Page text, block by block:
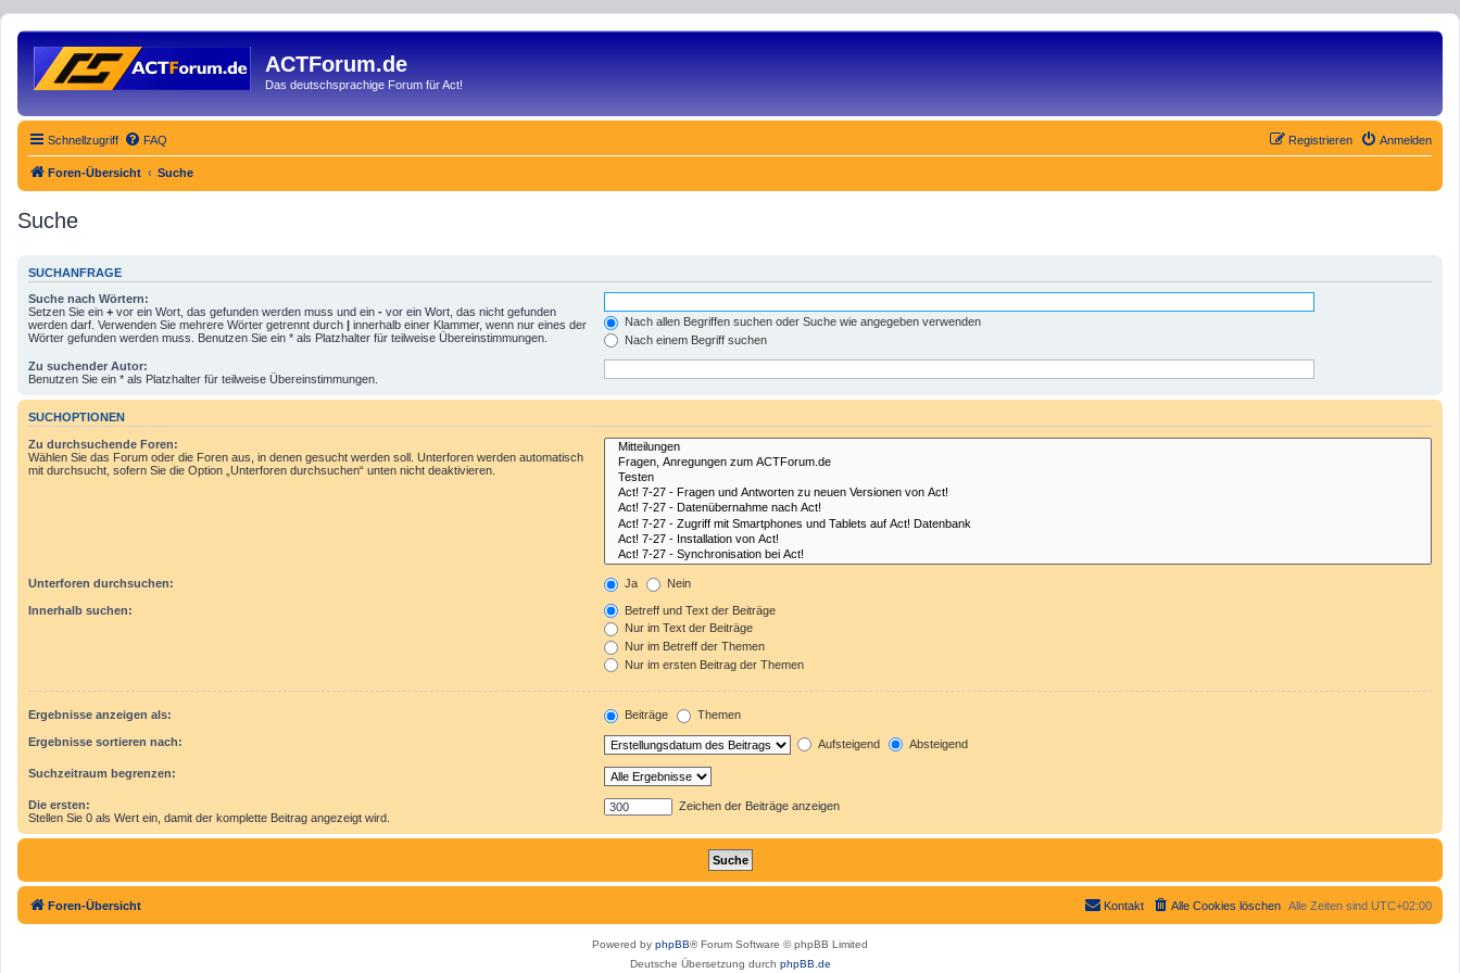
ACTForum.de
Das deutschsprachige Forum für Act!
Schnellzugriff FAQ Anmelden
Registrieren
Foren-Übersicht Suche
Suche
SUCHANFRAGE
Suche nach Wörtern:
Setzen Sie ein + vor ein Wort, das gefunden werden muss und ein - vor ein Wort, das nicht gefunden
werden darf. Verwenden Sie mehrere Wörter getrennt durch | innerhalb einer Klammer, wenn nur eines der
Wörter gefunden werden muss. Benutzen Sie ein * als Platzhalter für teilweise Übereinstimmungen.
Nach allen Begriffen suchen oder Suche wie angegeben verwenden
Nach einem Begriff suchen
Zu suchender Autor:
Benutzen Sie ein * als Platzhalter für teilweise Übereinstimmungen.
SUCHOPTIONEN
Zu durchsuchende Foren:
Wählen Sie das Forum oder die Foren aus, in denen gesucht werden soll. Unterforen werden automatisch
mit durchsucht, sofern Sie die Option „Unterforen durchsuchen“ unten nicht deaktivieren.
Unterforen durchsuchen: Ja Nein
Innerhalb suchen:
Betreff und Text der Beiträge
Nur im Text der Beiträge
Nur im Betreff der Themen
Nur im ersten Beitrag der Themen
Ergebnisse anzeigen als: Beiträge Themen
Ergebnisse sortieren nach: Aufsteigend Absteigend
Suchzeitraum begrenzen:
Die ersten:
Stellen Sie 0 als Wert ein, damit der komplette Beitrag angezeigt wird.
Zeichen der Beiträge anzeigen
Foren-Übersicht Alle Zeiten sind UTC+02:00
Alle Cookies löschen
Kontakt
Powered by phpBB® Forum Software © phpBB Limited
Deutsche Übersetzung durch phpBB.de